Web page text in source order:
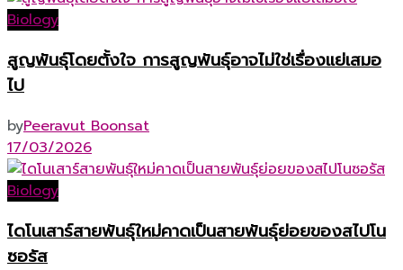
Biology
สูญพันธุ์โดยตั้งใจ การสูญพันธุ์อาจไม่ใช่เรื่องแย่เสมอ
ไป
byPeeravut Boonsat
17/03/2026
Biology
ไดโนเสาร์สายพันธุ์ใหม่คาดเป็นสายพันธุ์ย่อยของสไปโน
ซอรัส